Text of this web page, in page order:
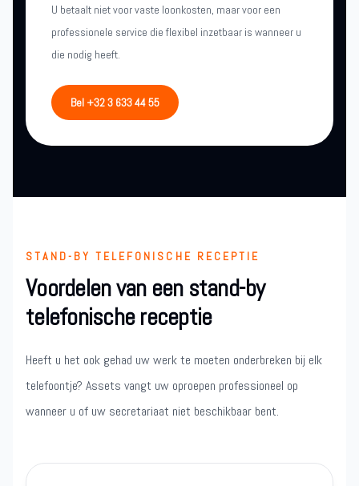
U betaalt niet voor vaste loonkosten, maar voor een
professionele service die flexibel inzetbaar is wanneer u
die nodig heeft.
Bel +32 3 633 44 55
STAND-BY TELEFONISCHE RECEPTIE
Voordelen van een stand-by
telefonische receptie
Heeft u het ook gehad uw werk te moeten onderbreken bij elk
telefoontje? Assets vangt uw oproepen professioneel op
wanneer u of uw secretariaat niet beschikbaar bent.